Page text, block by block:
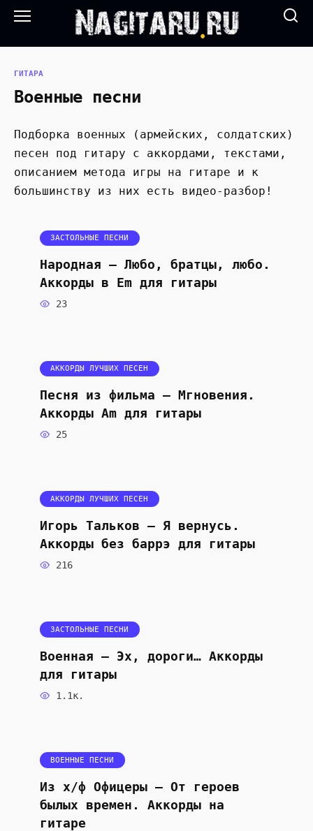
Перейти
ГИТАРА
Военные песни
Подборка военных (армейских, солдатских)
песен под гитару с аккордами, текстами,
описанием метода игры на гитаре и к
большинству из них есть видео-разбор!
ЗАСТОЛЬНЫЕ ПЕСНИ
Народная — Любо, братцы, любо.
Аккорды в Em для гитары
23
АККОРДЫ ЛУЧШИХ ПЕСЕН
Песня из фильма — Мгновения.
Аккорды Am для гитары
25
АККОРДЫ ЛУЧШИХ ПЕСЕН
Игорь Тальков — Я вернусь.
Аккорды без баррэ для гитары
216
ЗАСТОЛЬНЫЕ ПЕСНИ
Военная — Эх, дороги… Аккорды
для гитары
1.1к.
ВОЕННЫЕ ПЕСНИ
Из х/ф Офицеры — От героев
былых времен. Аккорды на
гитаре